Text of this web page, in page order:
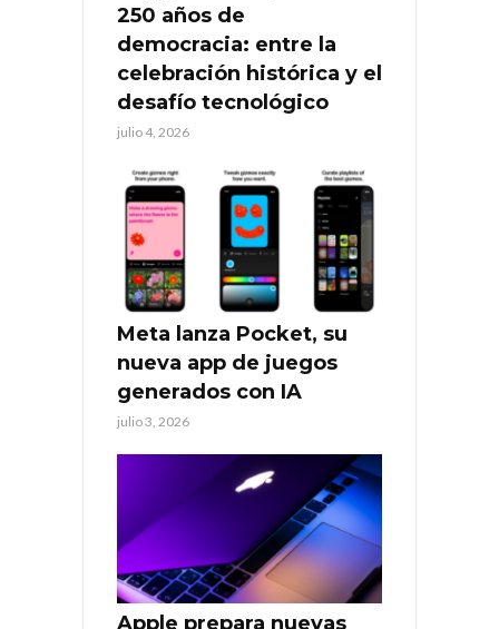
250 años de
democracia: entre la
celebración histórica y el
desafío tecnológico
julio 4, 2026
Meta lanza Pocket, su
nueva app de juegos
generados con IA
julio 3, 2026
Apple prepara nuevas